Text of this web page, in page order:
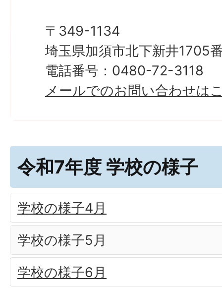
〒349-1134
埼玉県加須市北下新井1705
電話番号：0480-72-3118
メールでのお問い合わせは
令和7年度 学校の様子
学校の様子4月
学校の様子5月
学校の様子6月